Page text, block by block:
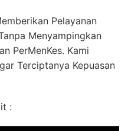
Pelayanan
Menyampingkan
PerMenKes. Kami
Terciptanya Kepuasan
: